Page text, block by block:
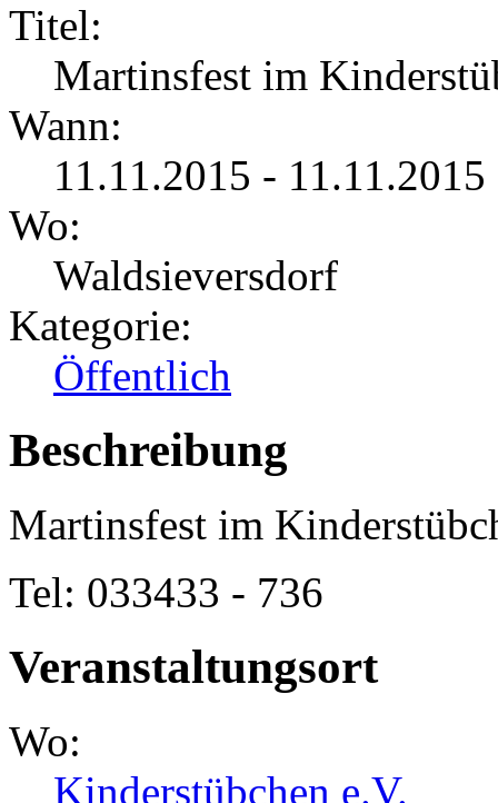
Titel:
Martinsfest im
Wann:
11.11.2015 -
Wo:
Waldsieversdorf
Kategorie:
Öffentlich
Beschreibung
Martinsfest im
Tel: 033433 - 736
Veranstaltungsort
Wo:
Kinderstübchen e.V.